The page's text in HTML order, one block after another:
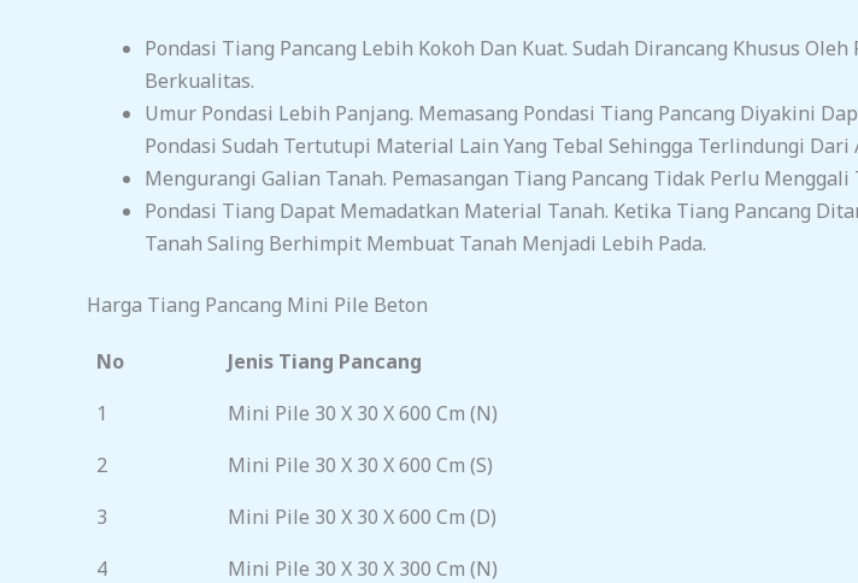
Pondasi Tiang Pancang Lebih Kokoh Dan Kuat. Sudah Dirancang Khusus
Berkualitas.
Umur Pondasi Lebih Panjang. Memasang Pondasi Tiang Pancang Diyakini
Pondasi Sudah Tertutupi Material Lain Yang Tebal Sehingga Terlindungi
Mengurangi Galian Tanah. Pemasangan Tiang Pancang Tidak Perlu
Pondasi Tiang Dapat Memadatkan Material Tanah. Ketika Tiang Pancang
Tanah Saling Berhimpit Membuat Tanah Menjadi Lebih Pada.
Harga Tiang Pancang Mini Pile Beton
No Jenis Tiang Pancang
1
Mini Pile 30 X 30 X 600 Cm (N)
2
Mini Pile 30 X 30 X 600 Cm (S)
3
Mini Pile 30 X 30 X 600 Cm (D)
4
Mini Pile 30 X 30 X 300 Cm (N)